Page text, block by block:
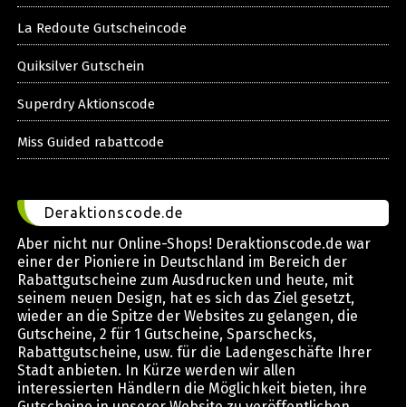
La Redoute Gutscheincode
Quiksilver Gutschein
Superdry Aktionscode
Miss Guided rabattcode
Deraktionscode.de
Aber nicht nur Online-Shops! Deraktionscode.de war
einer der Pioniere in Deutschland im Bereich der
Rabattgutscheine zum Ausdrucken und heute, mit
seinem neuen Design, hat es sich das Ziel gesetzt,
wieder an die Spitze der Websites zu gelangen, die
Gutscheine, 2 für 1 Gutscheine, Sparschecks,
Rabattgutscheine, usw. für die Ladengeschäfte Ihrer
Stadt anbieten. In Kürze werden wir allen
interessierten Händlern die Möglichkeit bieten, ihre